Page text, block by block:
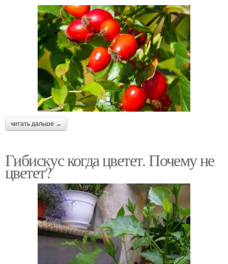
читать дальше →
Гибискус когда цветет. Почему не
цветет?